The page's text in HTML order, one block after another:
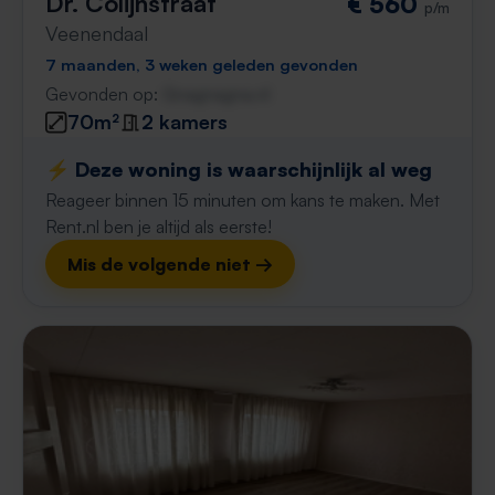
Veenendaal
p/m
7 maanden, 3 weken geleden gevonden
Gevonden op:
70m²
2 kamers
⚡️ Deze woning is waarschijnlijk al weg
Reageer binnen 15 minuten om kans te maken. Met
Rent.nl ben je altijd als eerste!
Mis de volgende niet →